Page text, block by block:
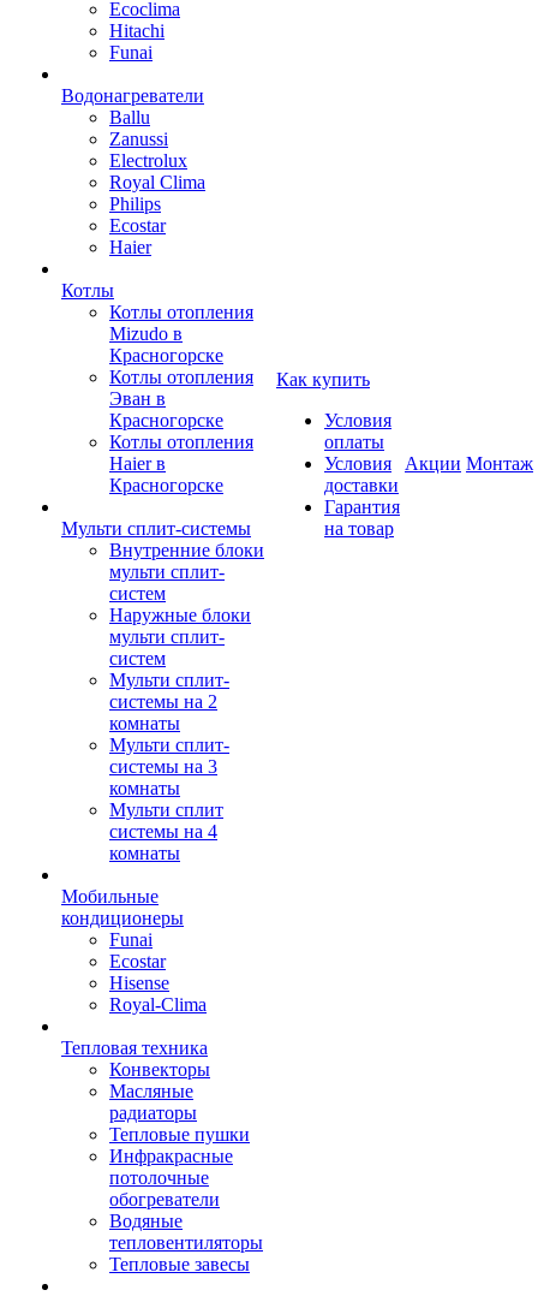
Ecoclima
Hitachi
Funai
Водонагреватели
Ballu
Zanussi
Electrolux
Royal Clima
Philips
Ecostar
Haier
Котлы
Котлы отопления
Mizudo в
Красногорске
Котлы отопления
Эван в
Красногорске
Котлы отопления
Haier в
Красногорске
Мульти сплит-системы
Внутренние блоки
мульти сплит-
систем
Наружные блоки
мульти сплит-
систем
Мульти сплит-
системы на 2
комнаты
Мульти сплит-
системы на 3
комнаты
Мульти сплит
системы на 4
комнаты
Мобильные
кондиционеры
Funai
Ecostar
Hisense
Royal-Clima
Тепловая техника
Конвекторы
Масляные
радиаторы
Тепловые пушки
Инфракрасные
потолочные
обогреватели
Водяные
тепловентиляторы
Тепловые завесы
Как купить
Условия
оплаты
Условия
доставки
Гарантия
на товар
Акции Монтаж